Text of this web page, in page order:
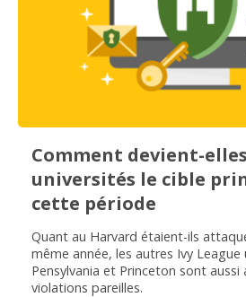
Comment devient-
universités le cible
cette période
Quant au Harvard étaient-ils
même année, les autres Ivy
Pensylvania et Princeton sont
violations pareilles.